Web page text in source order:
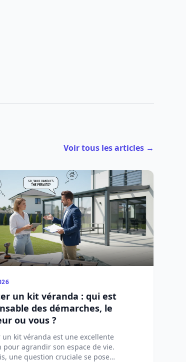
Voir tous les articles →
un kit véranda : qui est
des démarches, le
ou vous ?
un kit véranda est une excellente
pour agrandir son espace de vie.
une question cruciale se pose